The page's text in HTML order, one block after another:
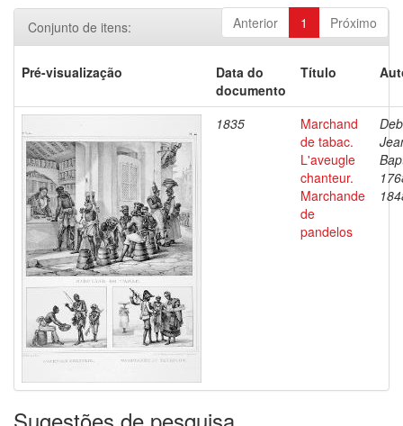
Anterior 1 Próximo
Conjunto de itens:
Pré-visualização
Data do
documento
Título
1835
Marchand
de tabac.
L'aveugle
chanteur.
Marchande
de
pandelos